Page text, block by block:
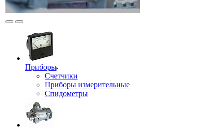
Приборы
Счетчики
Приборы измерительные
Спидометры